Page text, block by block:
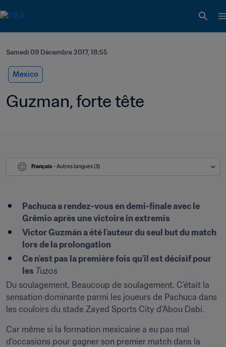
Samedi 09 Décembre 2017, 18:55
Mexico
Guzman, forte tête
Français - Autres langues (3)
Pachuca a rendez-vous en demi-finale avec le
Grêmio après une victoire in extremis
Víctor Guzmán a été l'auteur du seul but du match
lors de la prolongation
Ce n'est pas la première fois qu'il est décisif pour
les Tuzos
Du soulagement. Beaucoup de soulagement. C'était la
sensation dominante parmi les joueurs de Pachuca dans
les couloirs du stade Zayed Sports City d'Abou Dabi.
Car même si la formation mexicaine a eu pas mal
d'occasions pour gagner son premier match dans la